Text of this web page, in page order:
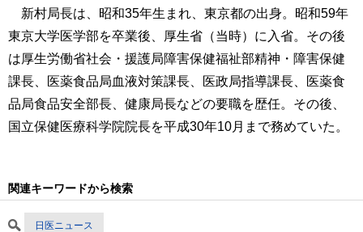
新村局長は、昭和35年生まれ、東京都の出身。昭和59年
東京大学医学部を卒業後、厚生省（当時）に入省。その後
は厚生労働省社会・援護局障害保健福祉部精神・障害保健
課長、医薬食品局血液対策課長、医政局指導課長、医薬食
品局食品安全部長、健康局長などの要職を歴任。その後、
国立保健医療科学院院長を平成30年10月まで務めていた。
関連キーワードから検索
日医ニュース